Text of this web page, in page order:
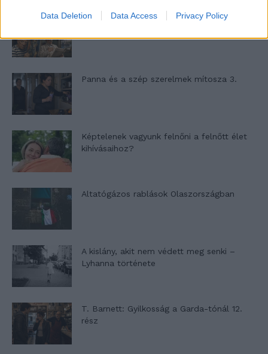
Data Deletion Data Access Privacy Policy
Nyár, nevetés, anekdoták
Panna és a szép szerelmek mítosza 3.
Képtelenek vagyunk felnőni a felnőtt élet
kihívásaihoz?
Altatógázos rablások Olaszországban
A kislány, akit nem védett meg senki –
Lyhanna története
T. Barnett: Gyilkosság a Garda-tónál 12.
rész